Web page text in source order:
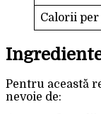
Calorii
Pentru această
nevoie de: